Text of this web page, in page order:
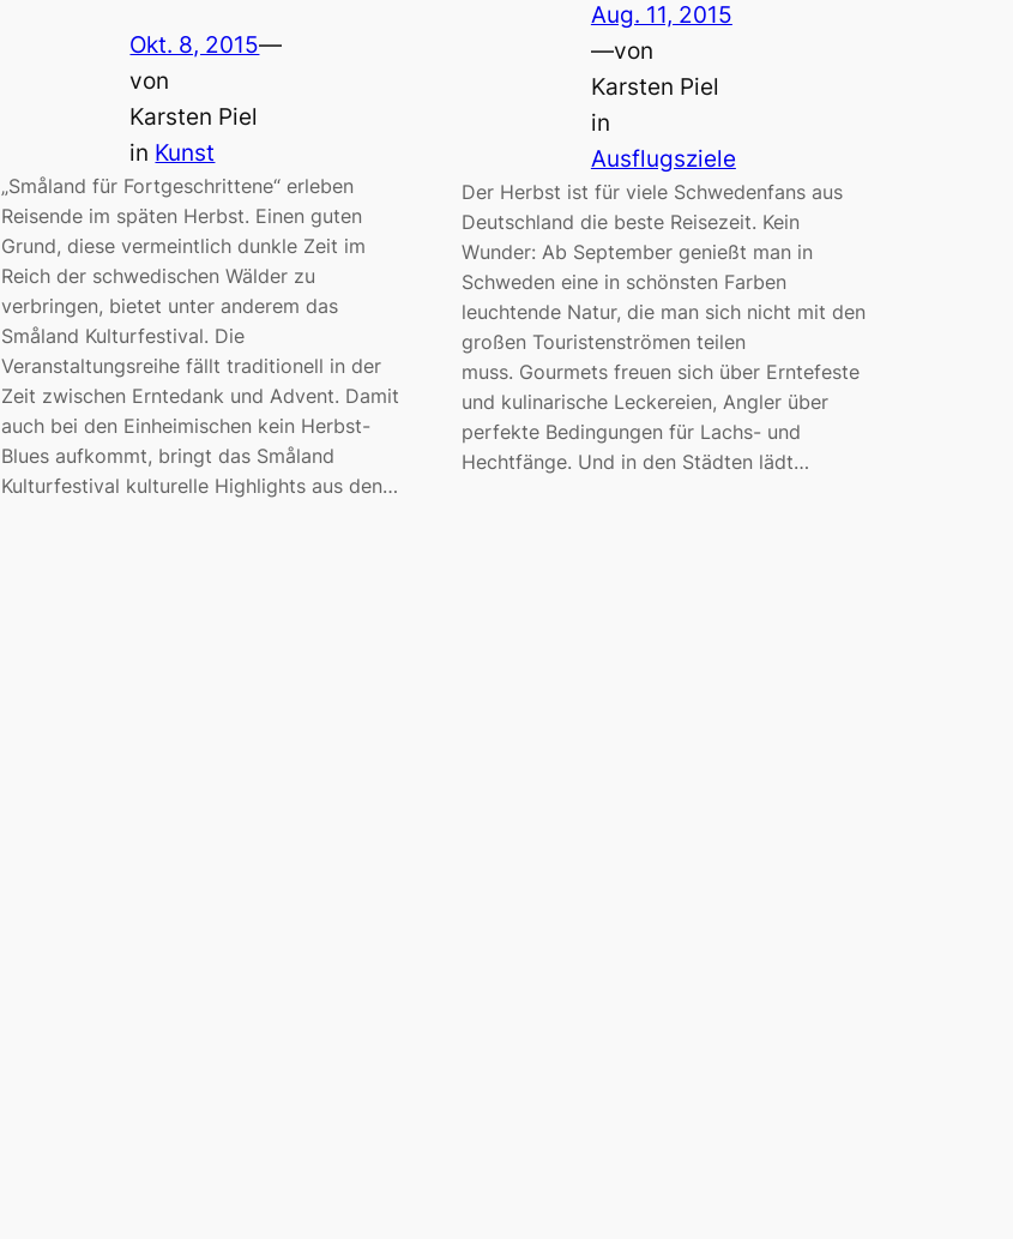
Okt. 8, 2015—
von
Karsten Piel
in Kunst
„Småland für Fortgeschrittene“ erleben
Reisende im späten Herbst. Einen guten
Grund, diese vermeintlich dunkle Zeit im
Reich der schwedischen Wälder zu
verbringen, bietet unter anderem das
Småland Kulturfestival. Die
Veranstaltungsreihe fällt traditionell in der
Zeit zwischen Erntedank und Advent. Damit
auch bei den Einheimischen kein Herbst-
Blues aufkommt, bringt das Småland
Kulturfestival kulturelle Highlights aus den…
Aug. 11, 2015
—von
Karsten Piel
in
Ausflugsziele
Der Herbst ist für viele Schwedenfans aus
Deutschland die beste Reisezeit. Kein
Wunder: Ab September genießt man in
Schweden eine in schönsten Farben
leuchtende Natur, die man sich nicht mit den
großen Touristenströmen teilen
muss. Gourmets freuen sich über Erntefeste
und kulinarische Leckereien, Angler über
perfekte Bedingungen für Lachs- und
Hechtfänge. Und in den Städten lädt…